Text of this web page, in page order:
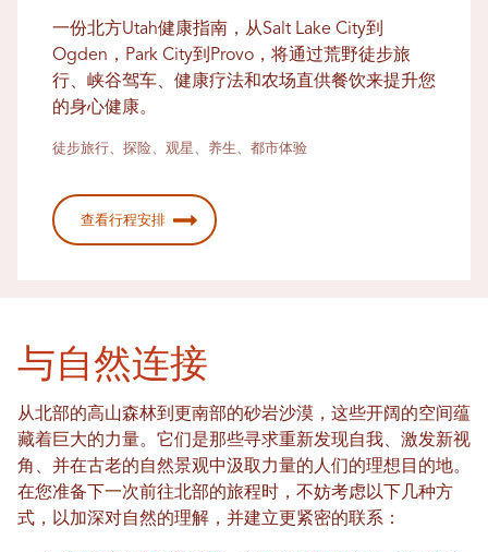
一份北方Utah健康指南，从Salt Lake City到
Ogden，Park City到Provo，将通过荒野徒步旅
行、峡谷驾车、健康疗法和农场直供餐饮来提升您
的身心健康。
徒步旅行、探险、观星、养生、都市体验
查看行程安排
与自然连接
从北部的高山森林到更南部的砂岩沙漠，这些开阔的空间蕴
藏着巨大的力量。它们是那些寻求重新发现自我、激发新视
角、并在古老的自然景观中汲取力量的人们的理想目的地。
在您准备下一次前往北部的旅程时，不妨考虑以下几种方
式，以加深对自然的理解，并建立更紧密的联系：